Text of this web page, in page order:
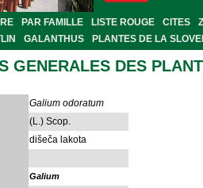
PAR FAMILLE LISTE ROUGE CITES
GALANTHUS PLANTES DE LA
GENERALES DES
Galium odoratum
(L.) Scop.
dišeča lakota
Galium